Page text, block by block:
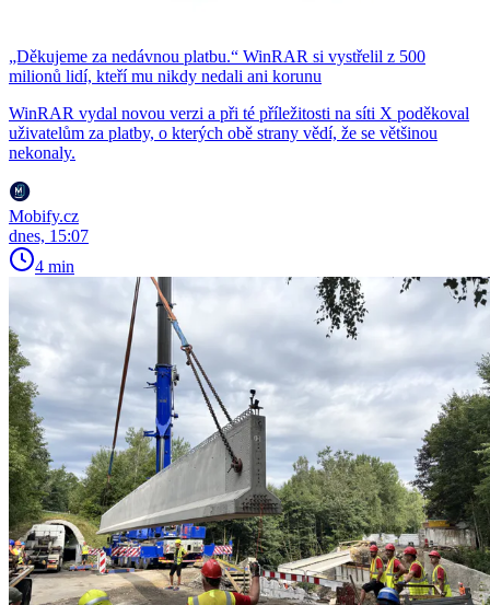
„Děkujeme za nedávnou platbu.“ WinRAR si vystřelil z 500
milionů lidí, kteří mu nikdy nedali ani korunu
WinRAR vydal novou verzi a při té příležitosti na síti X poděkoval
uživatelům za platby, o kterých obě strany vědí, že se většinou
nekonaly.
Mobify.cz
dnes, 15:07
4 min